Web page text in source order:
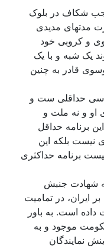
شکاف در بلوک
مدتهای مدیدی
و کروبی خود
یک شبه و با یک
قادر به چنین
سیاسی حداقلی ست و
و نه ملت و
برنامه حداقل
نیست بلکه این
برنامه حداکثری
شهادت جنبش
ايران، در تماميت
است. به باور
موجود و به
نمايندگان